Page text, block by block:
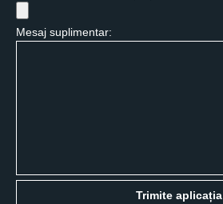
Mesaj suplimentar:
Trimite aplicația